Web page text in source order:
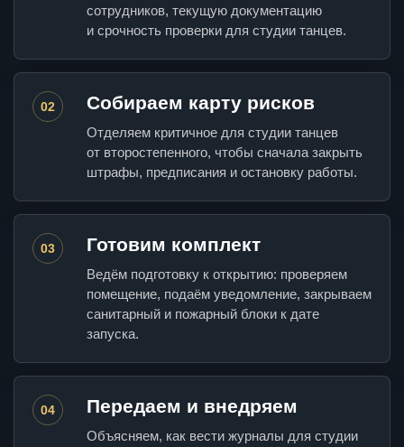
сотрудников, текущую документацию
и срочность проверки для студии танцев.
02 Собираем карту рисков
Отделяем критичное для студии танцев
от второстепенного, чтобы сначала закрыть
штрафы, предписания и остановку работы.
03 Готовим комплект
Ведём подготовку к открытию: проверяем
помещение, подаём уведомление, закрываем
санитарный и пожарный блоки к дате
запуска.
04 Передаем и внедряем
Объясняем, как вести журналы для студии